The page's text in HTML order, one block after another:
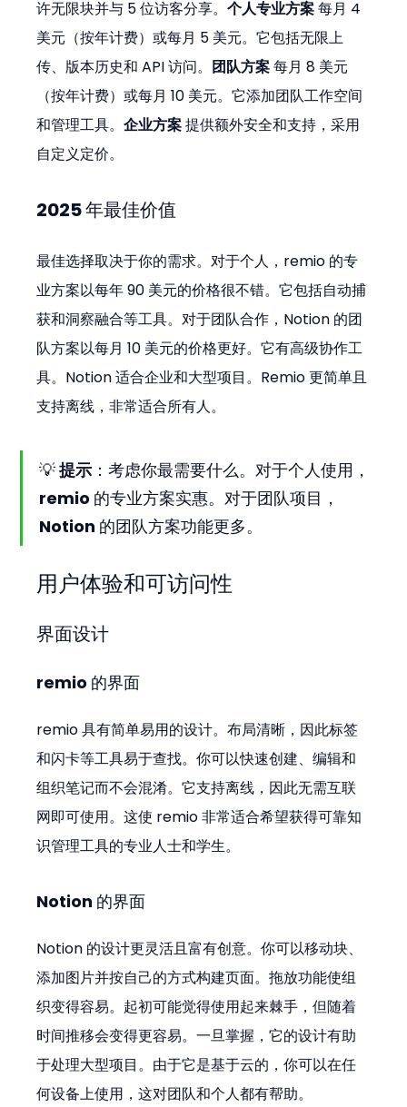
许无限块并与 5 位访客分享。个人专业方案 每月 4
美元（按年计费）或每月 5 美元。它包括无限上
传、版本历史和 API 访问。 团队方案 每月 8 美元
（按年计费）或每月 10 美元。它添加团队工作空间
和管理工具。企业方案 提供额外安全和支持，采用
自定义定价。
2025 年最佳价值
最佳选择取决于你的需求。对于个人，remio 的专
业方案以每年 90 美元的价格很不错。它包括自动捕
获和洞察融合等工具。对于团队合作，Notion 的团
队方案以每月 10 美元的价格更好。它有高级协作工
具。Notion 适合企业和大型项目。Remio 更简单且
支持离线，非常适合所有人。
💡 提示 ：考虑你最需要什么。对于个人使用，
remio 的专业方案实惠。对于团队项目，
Notion 的团队方案功能更多。
用户体验和可访问性
界面设计
remio 的界面
remio 具有简单易用的设计。布局清晰，因此标签
和闪卡等工具易于查找。你可以快速创建、编辑和
组织笔记而不会混淆。它支持离线，因此无需互联
网即可使用。这使 remio 非常适合希望获得可靠知
识管理工具的专业人士和学生。
Notion 的界面
Notion 的设计更灵活且富有创意。你可以移动块、
添加图片并按自己的方式构建页面。拖放功能使组
织变得容易。起初可能觉得使用起来棘手，但随着
时间推移会变得更容易。一旦掌握，它的设计有助
于处理大型项目。由于它是基于云的，你可以在任
何设备上使用，这对团队和个人都有帮助。